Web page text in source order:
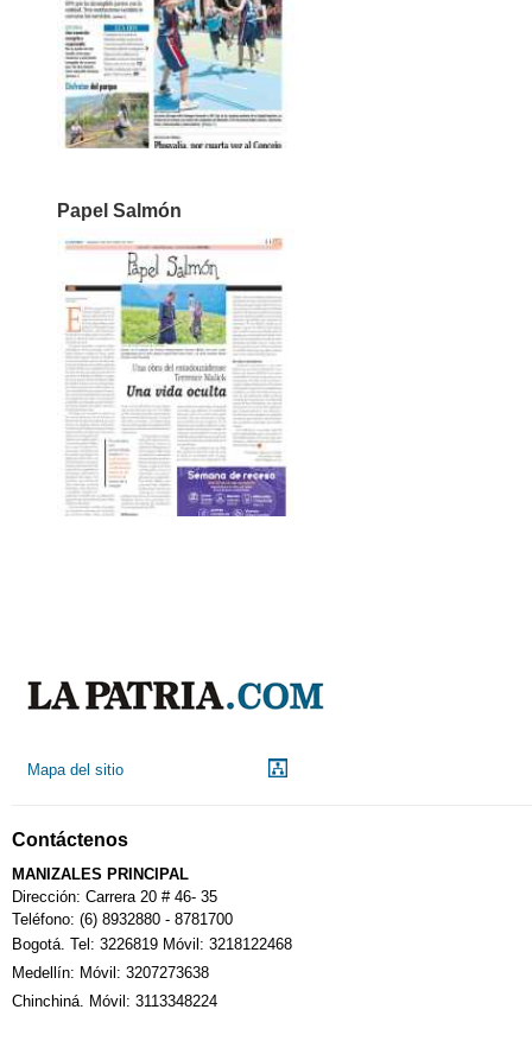
Papel Salmón
Mapa del sitio
Contáctenos
MANIZALES PRINCIPAL
Dirección: Carrera 20 # 46- 35
Teléfono: (6) 8932880 - 8781700
Bogotá. Tel: 3226819 Móvil: 3218122468
Medellín: Móvil: 3207273638
Chinchiná. Móvil: 3113348224